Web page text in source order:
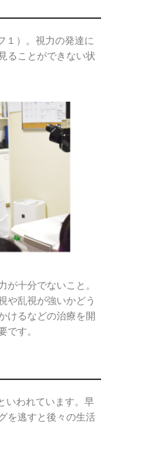
１）。視力の発達に
ることができない状
十分でないこと。
や乱視が強いかどう
けるなどの治療を開
です。
いわれています。早
を逃すと後々の生活